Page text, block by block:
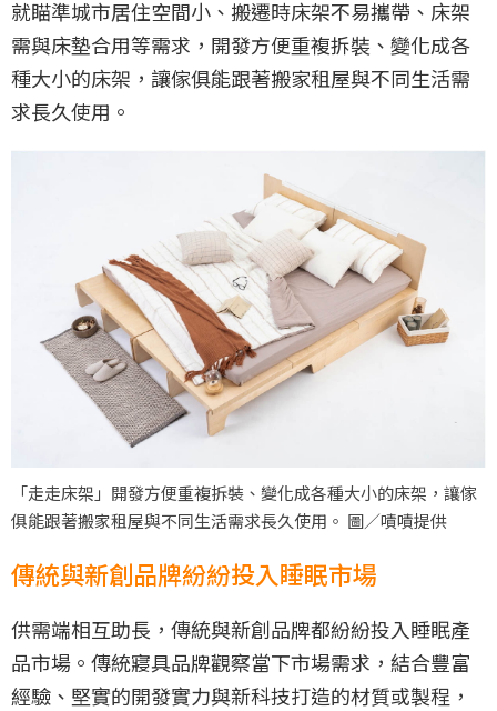
就瞄準城市居住空間小、搬遷時床架不易攜帶、床架
需與床墊合用等需求，開發方便重複拆裝、變化成各
種大小的床架，讓傢俱能跟著搬家租屋與不同生活需
求長久使用。
「走走床架」開發方便重複拆裝、變化成各種大小的床架，讓傢
俱能跟著搬家租屋與不同生活需求長久使用。 圖／嘖嘖提供
傳統與新創品牌紛紛投入睡眠市場
供需端相互助長，傳統與新創品牌都紛紛投入睡眠產
品市場。傳統寢具品牌觀察當下市場需求，結合豐富
經驗、堅實的開發實力與新科技打造的材質或製程，